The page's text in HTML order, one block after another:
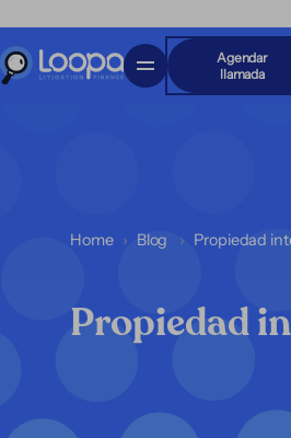
Agendar
llamada
Home Blog Propiedad
Propiedad